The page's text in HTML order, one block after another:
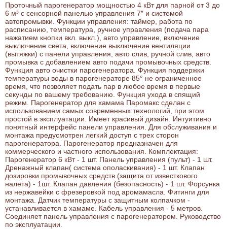
Проточный парогенератор мощностью 4 кВт для парной от 3 до
6 м³ с сенсорной панелью управления 7″ и системой
автопромывки. Функции управления: таймер, работа по
расписанию, температура, ручное управления (подача пара
нажатием кнопки вкл. выкл.), авто управление, включение
выключение света, включение выключение вентиляции
(вытяжки) с панели управления, авто слив, ручной слив, авто
промывка с добавлением авто подачи промывочных средств.
Функция авто очистки парогенератора. Функция поддержки
температуры воды в парогенераторе 85° не ограниченное
время, что позволяет подать пар в любое время в первые
секунды по вашему требованию. Функция ухода в спящий
режим. Парогенератор для хамама Паромакс сделан с
использованием самых современных технологий, при этом
простой в эксплуатации. Имеет красивый дизайн. Интуитивно
понятный интерфейс панели управления. Для обслуживания и
монтажа предусмотрен легкий доступ с трех сторон
парогенератора. Парогенератор предназначен для
коммерческого и частного использования. Комплектация:
Парогенератор 6 кВт - 1 шт. Панель управления (пульт) - 1 шт.
Дренажный клапан( система ополаскивания) - 1 шт. Клапан
дозировки промывочных средств (защита от известкового
налета) - 1шт. Клапан давления (безопасность) - 1 шт. Форсунка
из нержавейки с фрезеровкой под аромамасла. Фитинги для
монтажа. Датчик температуры с защитным колпачком -
устанавливается в хамаме. Кабель управления - 5 метров.
Соединяет панель управления с парогенератором. Руководство
по эксплуатации.